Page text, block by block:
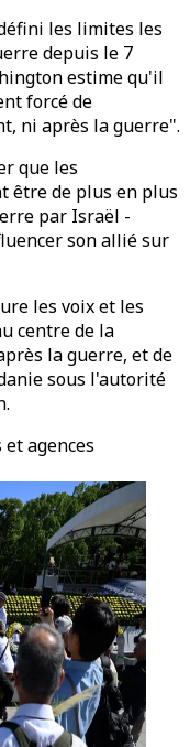
les limites les
depuis le 7
estime qu'il
forcé de
ni après la guerre".
que les
être de plus en plus
par Israël -
son allié sur
les voix et les
centre de la
la guerre, et de
sous l'autorité
agences